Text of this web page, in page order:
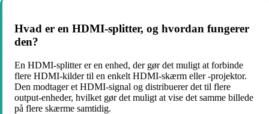
Hvad er en HDMI-splitter, og hvordan fungerer
den?
En HDMI-splitter er en enhed, der gør det muligt at forbinde
flere HDMI-kilder til en enkelt HDMI-skærm eller -projektor.
Den modtager et HDMI-signal og distribuerer det til flere
output-enheder, hvilket gør det muligt at vise det samme billede
på flere skærme samtidig.